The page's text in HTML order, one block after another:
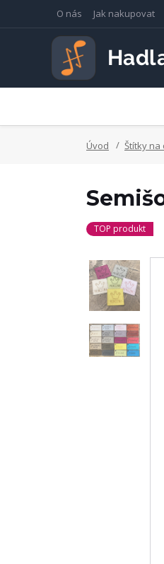
O nás Jak nakupovat
Úvod Štítky na
TOP produkt